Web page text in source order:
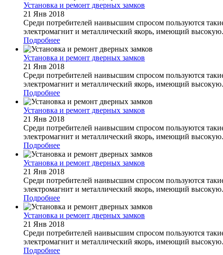
Установка и ремонт дверных замков
21 Янв 2018
Среди потребителей наивысшим спросом пользуются
электромагнит и металлический якорь, имеющий
Подробнее
Установка и ремонт дверных замков
21 Янв 2018
Среди потребителей наивысшим спросом пользуются
электромагнит и металлический якорь, имеющий
Подробнее
Установка и ремонт дверных замков
21 Янв 2018
Среди потребителей наивысшим спросом пользуются
электромагнит и металлический якорь, имеющий
Подробнее
Установка и ремонт дверных замков
21 Янв 2018
Среди потребителей наивысшим спросом пользуются
электромагнит и металлический якорь, имеющий
Подробнее
Установка и ремонт дверных замков
21 Янв 2018
Среди потребителей наивысшим спросом пользуются
электромагнит и металлический якорь, имеющий
Подробнее